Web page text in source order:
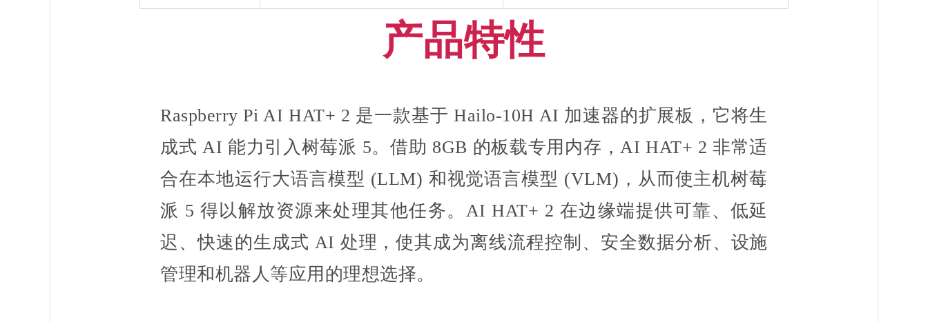
产品特性
Raspberry Pi AI HAT+ 2 是一款基于 Hailo-10H AI 加速器的扩展板，它将生
成式 AI 能力引入树莓派 5。借助 8GB 的板载专用内存，AI HAT+ 2 非常适
合在本地运行大语言模型 (LLM) 和视觉语言模型 (VLM)，从而使主机树莓
派 5 得以解放资源来处理其他任务。AI HAT+ 2 在边缘端提供可靠、低延
迟、快速的生成式 AI 处理，使其成为离线流程控制、安全数据分析、设施
管理和机器人等应用的理想选择。